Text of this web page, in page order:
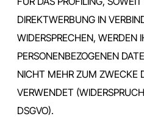
DIREKTWERBUNG IN
WIDERSPRECHEN, WERDEN
PERSONENBEZOGENEN
NICHT MEHR ZUM ZWECKE
VERWENDET
DSGVO).